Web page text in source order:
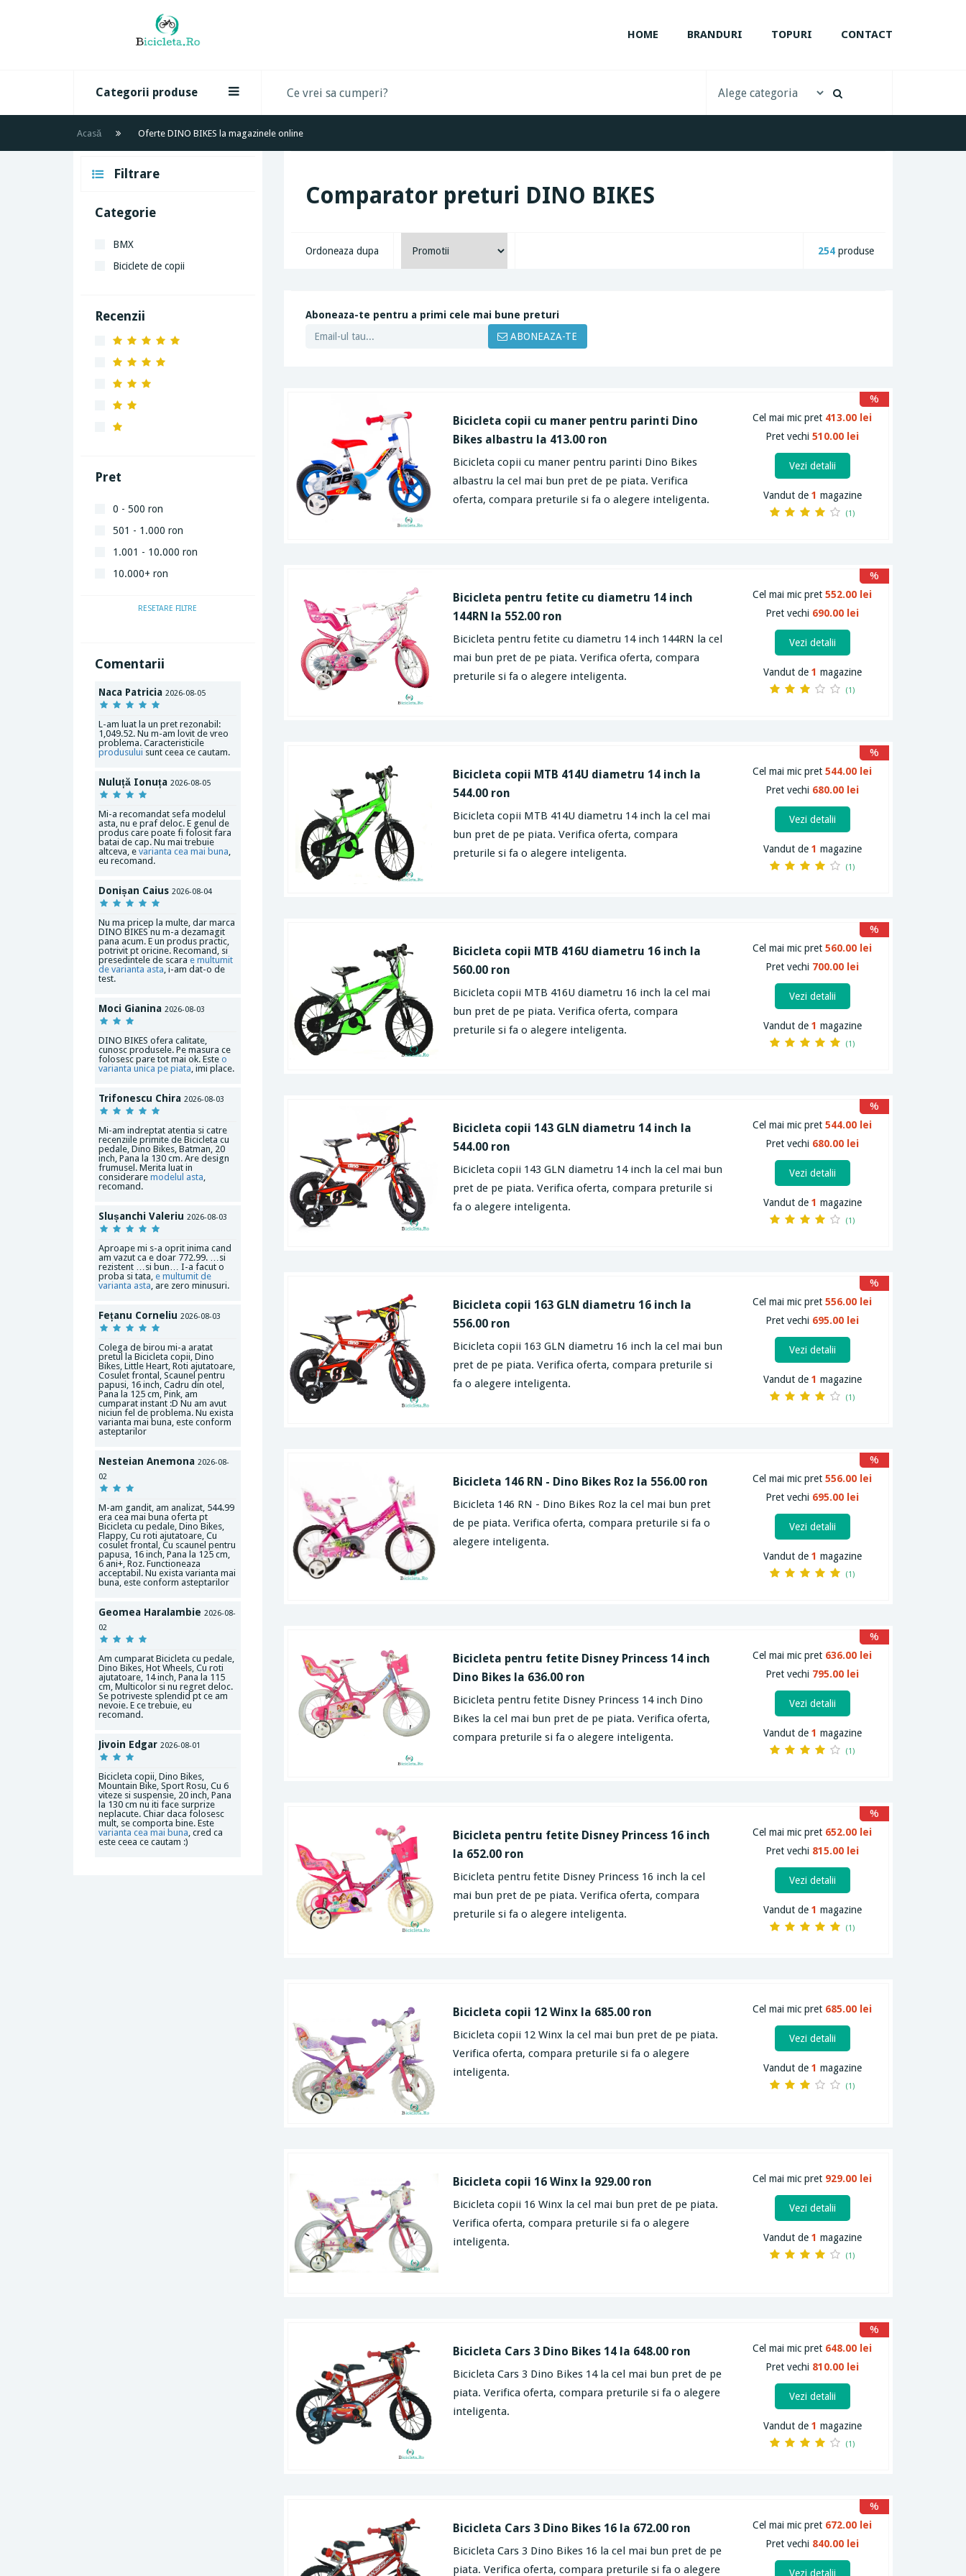
HOME BRANDURI TOPURI CONTACT
Categorii produse
Acasă Oferte DINO BIKES la magazinele online
Comparator preturi DINO BIKES
Ordoneaza dupa 254 produse
Aboneaza-te pentru a primi cele mai bune preturi
ABONEAZA-TE
Bicicleta copii cu maner pentru parinti Dino
Bikes albastru la 413.00 ron
Bicicleta copii cu maner pentru parinti Dino Bikes
albastru la cel mai bun pret de pe piata. Verifica
oferta, compara preturile si fa o alegere inteligenta.
Cel mai mic pret 413.00 lei
Pret vechi510.00 lei
%
Vezi detalii
Vandut de 1 magazine
(1)
Bicicleta pentru fetite cu diametru 14 inch
144RN la 552.00 ron
Bicicleta pentru fetite cu diametru 14 inch 144RN la cel
mai bun pret de pe piata. Verifica oferta, compara
preturile si fa o alegere inteligenta.
Cel mai mic pret552.00 lei
Pret vechi 690.00 lei
%
Vezi detalii
Vandut de 1 magazine
(1)
Bicicleta copii MTB 414U diametru 14 inch la
544.00 ron
Bicicleta copii MTB 414U diametru 14 inch la cel mai
bun pret de pe piata. Verifica oferta, compara
preturile si fa o alegere inteligenta.
Cel mai mic pret544.00 lei
Pret vechi 680.00 lei
%
Vezi detalii
Vandut de 1 magazine
(1)
Bicicleta copii MTB 416U diametru 16 inch la
560.00 ron
Bicicleta copii MTB 416U diametru 16 inch la cel mai
bun pret de pe piata. Verifica oferta, compara
preturile si fa o alegere inteligenta.
Cel mai mic pret560.00 lei
Pret vechi 700.00 lei
%
Vezi detalii
Vandut de 1 magazine
(1)
Bicicleta copii 143 GLN diametru 14 inch la
544.00 ron
Bicicleta copii 143 GLN diametru 14 inch la cel mai bun
pret de pe piata. Verifica oferta, compara preturile si
fa o alegere inteligenta.
Cel mai mic pret544.00 lei
Pret vechi 680.00 lei
%
Vezi detalii
Vandut de 1 magazine
(1)
Bicicleta copii 163 GLN diametru 16 inch la
556.00 ron
Bicicleta copii 163 GLN diametru 16 inch la cel mai bun
pret de pe piata. Verifica oferta, compara preturile si
fa o alegere inteligenta.
Cel mai mic pret556.00 lei
Pret vechi 695.00 lei
%
Vezi detalii
Vandut de 1 magazine
(1)
Bicicleta 146 RN - Dino Bikes Roz la 556.00 ron
Bicicleta 146 RN - Dino Bikes Roz la cel mai bun pret
de pe piata. Verifica oferta, compara preturile si fa o
alegere inteligenta.
Cel mai mic pret556.00 lei
Pret vechi 695.00 lei
%
Vezi detalii
Vandut de 1 magazine
(1)
Bicicleta pentru fetite Disney Princess 14 inch
Dino Bikes la 636.00 ron
Bicicleta pentru fetite Disney Princess 14 inch Dino
Bikes la cel mai bun pret de pe piata. Verifica oferta,
compara preturile si fa o alegere inteligenta.
Cel mai mic pret 636.00 lei
Pret vechi 795.00 lei
%
Vezi detalii
Vandut de 1 magazine
(1)
Bicicleta pentru fetite Disney Princess 16 inch
la 652.00 ron
Bicicleta pentru fetite Disney Princess 16 inch la cel
mai bun pret de pe piata. Verifica oferta, compara
preturile si fa o alegere inteligenta.
Cel mai mic pret 652.00 lei
Pret vechi 815.00 lei
%
Vezi detalii
Vandut de 1 magazine
(1)
Bicicleta copii 12 Winx la 685.00 ron
Bicicleta copii 12 Winx la cel mai bun pret de pe piata.
Verifica oferta, compara preturile si fa o alegere
inteligenta.
Cel mai mic pret 685.00 lei
Vezi detalii
Vandut de 1 magazine
(1)
Bicicleta copii 16 Winx la 929.00 ron
Bicicleta copii 16 Winx la cel mai bun pret de pe piata.
Verifica oferta, compara preturile si fa o alegere
inteligenta.
Cel mai mic pret 929.00 lei
Vezi detalii
Vandut de 1 magazine
(1)
Bicicleta Cars 3 Dino Bikes 14 la 648.00 ron
Bicicleta Cars 3 Dino Bikes 14 la cel mai bun pret de pe
piata. Verifica oferta, compara preturile si fa o alegere
inteligenta.
Cel mai mic pret 648.00 lei
Pret vechi 810.00 lei
%
Vezi detalii
Vandut de 1 magazine
(1)
Bicicleta Cars 3 Dino Bikes 16 la 672.00 ron
Bicicleta Cars 3 Dino Bikes 16 la cel mai bun pret de pe
piata. Verifica oferta, compara preturile si fa o alegere
Cel mai mic pret 672.00 lei
Pret vechi 840.00 lei
%
Vezi detalii
Filtrare
Categorie
BMX
Biciclete de copii
Recenzii
Pret
0 - 500 ron
501 - 1.000 ron
1.001 - 10.000 ron
10.000+ ron
RESETARE FILTRE
Comentarii
Naca Patricia 2026-08-05
L-am luat la un pret rezonabil:
1,049.52. Nu m-am lovit de vreo
problema. Caracteristicile
produsului sunt ceea ce cautam.
Nuluță Ionuța 2026-08-05
Mi-a recomandat sefa modelul
asta, nu e praf deloc. E genul de
produs care poate fi folosit fara
batai de cap. Nu mai trebuie
altceva, e varianta cea mai buna,
eu recomand.
Donișan Caius 2026-08-04
Nu ma pricep la multe, dar marca
DINO BIKES nu m-a dezamagit
pana acum. E un produs practic,
potrivit pt oricine. Recomand, si
presedintele de scara e multumit
de varianta asta, i-am dat-o de
test.
Moci Gianina 2026-08-03
DINO BIKES ofera calitate,
cunosc produsele. Pe masura ce
folosesc pare tot mai ok. Este o
varianta unica pe piata, imi place.
Trifonescu Chira 2026-08-03
Mi-am indreptat atentia si catre
recenziile primite de Bicicleta cu
pedale, Dino Bikes, Batman, 20
inch, Pana la 130 cm. Are design
frumusel. Merita luat in
considerare modelul asta,
recomand.
Slușanchi Valeriu 2026-08-03
Aproape mi s-a oprit inima cand
am vazut ca e doar 772.99. …si
rezistent …si bun… I-a facut o
proba si tata, e multumit de
varianta asta, are zero minusuri.
Fețanu Corneliu 2026-08-03
Colega de birou mi-a aratat
pretul la Bicicleta copii, Dino
Bikes, Little Heart, Roti ajutatoare,
Cosulet frontal, Scaunel pentru
papusi, 16 inch, Cadru din otel,
Pana la 125 cm, Pink, am
cumparat instant :D Nu am avut
niciun fel de problema. Nu exista
varianta mai buna, este conform
asteptarilor
Nesteian Anemona 2026-08-
02
M-am gandit, am analizat, 544.99
era cea mai buna oferta pt
Bicicleta cu pedale, Dino Bikes,
Flappy, Cu roti ajutatoare, Cu
cosulet frontal, Cu scaunel pentru
papusa, 16 inch, Pana la 125 cm,
6 ani+, Roz. Functioneaza
acceptabil. Nu exista varianta mai
buna, este conform asteptarilor
Geomea Haralambie 2026-08-
02
Am cumparat Bicicleta cu pedale,
Dino Bikes, Hot Wheels, Cu roti
ajutatoare, 14 inch, Pana la 115
cm, Multicolor si nu regret deloc.
Se potriveste splendid pt ce am
nevoie. E ce trebuie, eu
recomand.
Jivoin Edgar 2026-08-01
Bicicleta copii, Dino Bikes,
Mountain Bike, Sport Rosu, Cu 6
viteze si suspensie, 20 inch, Pana
la 130 cm nu iti face surprize
neplacute. Chiar daca folosesc
mult, se comporta bine. Este
varianta cea mai buna, cred ca
este ceea ce cautam :)